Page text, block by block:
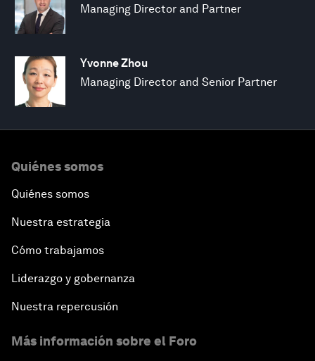
Managing Director and Partner
Yvonne Zhou
Managing Director and Senior Partner
Quiénes somos
Quiénes somos
Nuestra estrategia
Cómo trabajamos
Liderazgo y gobernanza
Nuestra repercusión
Más información sobre el Foro